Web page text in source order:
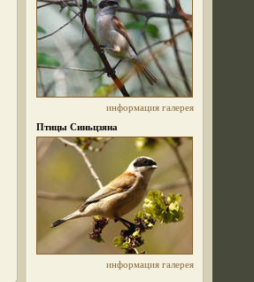
информация галерея
Птицы Синьцзяна
информация галерея